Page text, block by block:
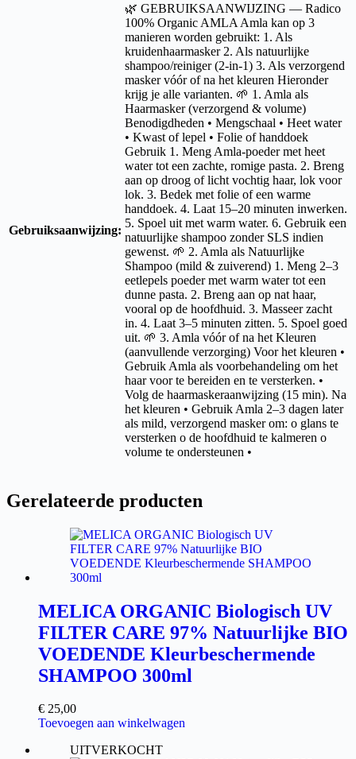
Gebruiksaanwijzing:
🌿 GEBRUIKSAANWIJZING — Radico
100% Organic AMLA Amla kan op 3
manieren worden gebruikt: 1. Als
kruidenhaarmasker 2. Als natuurlijke
shampoo/reiniger (2-in-1) 3. Als verzorgend
masker vóór of na het kleuren Hieronder
krijg je alle varianten. 🌱 1. Amla als
Haarmasker (verzorgend & volume)
Benodigdheden • Mengschaal • Heet water
• Kwast of lepel • Folie of handdoek
Gebruik 1. Meng Amla-poeder met heet
water tot een zachte, romige pasta. 2. Breng
aan op droog of licht vochtig haar, lok voor
lok. 3. Bedek met folie of een warme
handdoek. 4. Laat 15–20 minuten inwerken.
5. Spoel uit met warm water. 6. Gebruik een
natuurlijke shampoo zonder SLS indien
gewenst. 🌱 2. Amla als Natuurlijke
Shampoo (mild & zuiverend) 1. Meng 2–3
eetlepels poeder met warm water tot een
dunne pasta. 2. Breng aan op nat haar,
vooral op de hoofdhuid. 3. Masseer zacht
in. 4. Laat 3–5 minuten zitten. 5. Spoel goed
uit. 🌱 3. Amla vóór of na het Kleuren
(aanvullende verzorging) Voor het kleuren •
Gebruik Amla als voorbehandeling om het
haar voor te bereiden en te versterken. •
Volg de haarmaskeraanwijzing (15 min). Na
het kleuren • Gebruik Amla 2–3 dagen later
als mild, verzorgend masker om: o glans te
versterken o de hoofdhuid te kalmeren o
volume te ondersteunen •
Gerelateerde producten
MELICA ORGANIC Biologisch UV
FILTER CARE 97% Natuurlijke BIO
VOEDENDE Kleurbeschermende
SHAMPOO 300ml
€ 25,00
Toevoegen aan winkelwagen
UITVERKOCHT